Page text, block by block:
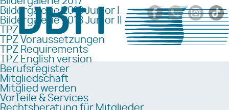
Bildergalerie 2018 Junior I
Bildergalerie 2018 Junior II
TPZ
TPZ Voraussetzungen
TPZ Requirements
TPZ English version
Berufsregister
Mitgliedschaft
Mitglied werden
Vorteile & Services